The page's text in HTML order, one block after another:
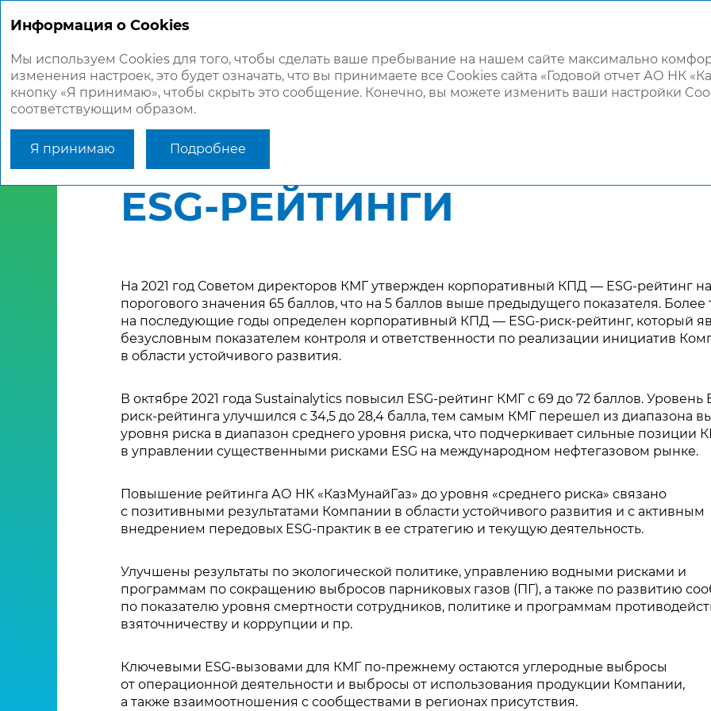
Главная Стратегический отчет
ESG-РЕЙТИНГИ
На 2021 год Советом директоров КМГ утвержден корпоративный КПД — ESG-рейтинг
порогового значения 65 баллов, что на 5 баллов выше предыдущего показателя. Более
на последующие годы определен корпоративный КПД — ESG-риск-рейтинг, который
безусловным показателем контроля и ответственности по реализации инициатив
в области устойчивого развития.
В октябре 2021 года Sustainalytics повысил ESG-рейтинг КМГ с 69 до 72 баллов. Уровень
риск-рейтинга улучшился с 34,5 до 28,4 балла, тем самым КМГ перешел из диапазона
уровня риска в диапазон среднего уровня риска, что подчеркивает сильные позиции
в управлении существенными рисками ESG на международном нефтегазовом рынке.
Повышение рейтинга АО НК «КазМунайГаз» до уровня «среднего риска» связано
с позитивными результатами Компании в области устойчивого развития и с активным
внедрением передовых ESG-практик в ее стратегию и текущую деятельность.
Улучшены результаты по экологической политике, управлению водными рисками и
программам по сокращению выбросов парниковых газов (ПГ), а также по развитию
по показателю уровня смертности сотрудников, политике и программам
взяточничеству и коррупции и пр.
Ключевыми ESG-вызовами для КМГ по-прежнему остаются углеродные выбросы
от операционной деятельности и выбросы от использования продукции Компании,
а также взаимоотношения с сообществами в регионах присутствия.
Информация о Cookies
Мы используем Cookies для того, чтобы сделать ваше пребывание на нашем сайте максимально
изменения настроек, это будет означать, что вы принимаете все Cookies сайта «Годовой отчет АО НК
кнопку «Я принимаю», чтобы скрыть это сообщение. Конечно, вы можете изменить ваши настройки
соответствующим образом.
Я принимаю Подробнее